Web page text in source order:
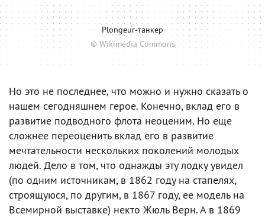
Plongeur-танкер
© Wikimedia Commons
Но это не последнее, что можно и нужно сказать о
нашем сегодняшнем герое. Конечно, вклад его в
развитие подводного флота неоценим. Но еще
сложнее переоценить вклад его в развитие
мечтательности нескольких поколений молодых
людей. Дело в том, что однажды эту лодку увидел
(по одним источникам, в 1862 году на стапелях,
строящуюся, по другим, в 1867 году, ее модель на
Всемирной выставке) некто Жюль Верн. А в 1869